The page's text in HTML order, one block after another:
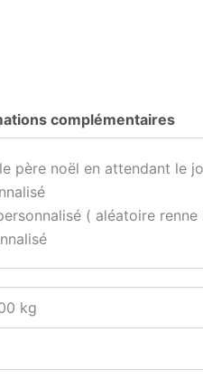
complémentaires
père noël en attendant le
( aléatoire
kg